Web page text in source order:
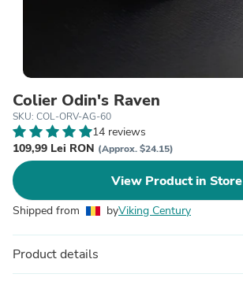
Colier Odin's Raven
SKU: COL-ORV-AG-60
14 reviews
109,99 Lei RON (Approx. $24.15)
View Product in Store
Shipped from byViking Century
Product details